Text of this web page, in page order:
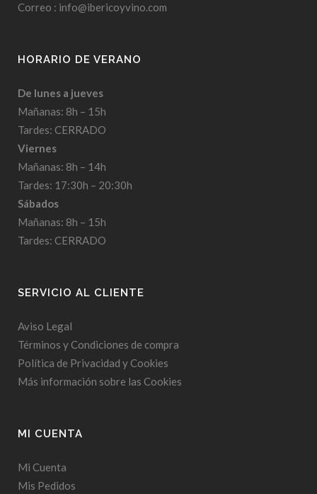
Correo : info@ibericoyvino.com
HORARIO DE VERANO
De lunes a jueves
Mañanas: 8h – 15h
Tardes: CERRADO
Viernes
Mañanas: 8h – 14h
Tardes: 17:30h – 20:30h
Sábados
Mañanas: 8h – 15h
Tardes: CERRADO
SERVICIO AL CLIENTE
Aviso Legal
Términos y Condiciones de compra
Política de Privacidad y Cookies
Más información sobre las Cookies
MI CUENTA
Mi Cuenta
Mis Pedidos